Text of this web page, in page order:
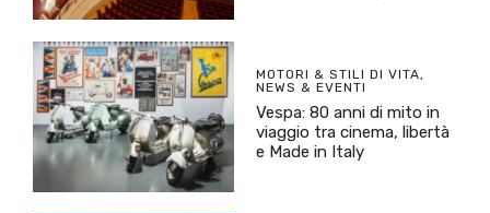
MOTORI & STILI DI VITA,
NEWS & EVENTI
Vespa: 80 anni di mito in
viaggio tra cinema, libertà
e Made in Italy